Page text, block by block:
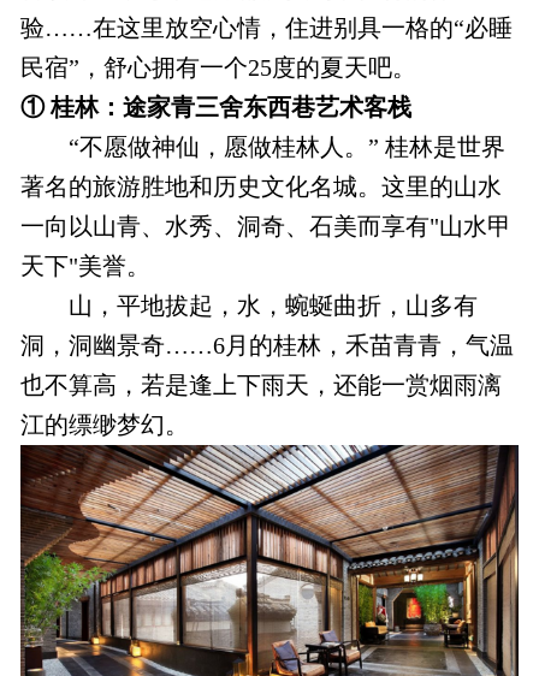
验……在这里放空心情，住进别具一格的“必睡
民宿”，舒心拥有一个25度的夏天吧。
① 桂林：途家青三舍东西巷艺术客栈
“不愿做神仙，愿做桂林人。” 桂林是世界
著名的旅游胜地和历史文化名城。这里的山水
一向以山青、水秀、洞奇、石美而享有"山水甲
天下"美誉。
山，平地拔起，水，蜿蜒曲折，山多有
洞，洞幽景奇……6月的桂林，禾苗青青，气温
也不算高，若是逢上下雨天，还能一赏烟雨漓
江的缥缈梦幻。